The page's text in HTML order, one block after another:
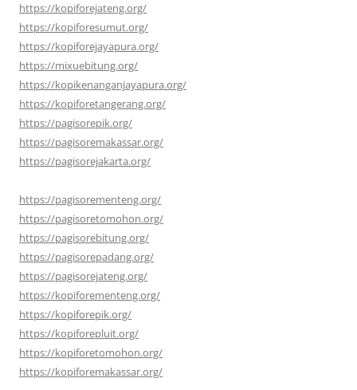
https://kopiforejateng.org/
https://kopiforesumut.org/
https://kopiforejayapura.org/
https://mixuebitung.org/
https://kopikenanganjayapura.org/
https://kopiforetangerang.org/
https://pagisorepik.org/
https://pagisoremakassar.org/
https://pagisorejakarta.org/
https://pagisorementeng.org/
https://pagisoretomohon.org/
https://pagisorebitung.org/
https://pagisorepadang.org/
https://pagisorejateng.org/
https://kopiforementeng.org/
https://kopiforepik.org/
https://kopiforepluit.org/
https://kopiforetomohon.org/
https://kopiforemakassar.org/